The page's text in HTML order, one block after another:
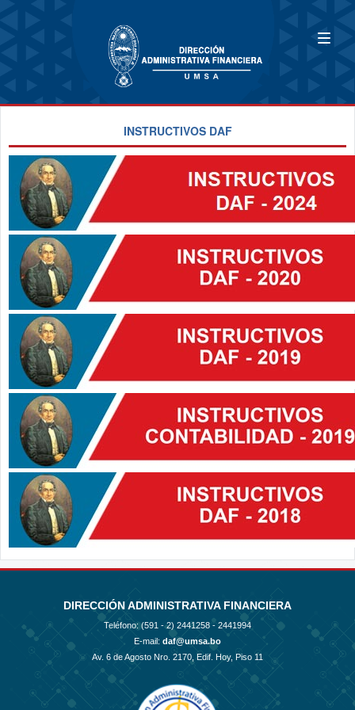
INSTRUCTIVOS DAF
DIRECCIÓN ADMINISTRATIVA FINANCIERA
Teléfono: (591 - 2) 2441258 - 2441994
E-mail: daf@umsa.bo
Av. 6 de Agosto Nro. 2170, Edif. Hoy, Piso 11